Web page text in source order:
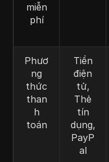
miễn
phí
Phươ
ng
thức
than
h
toán
Tiền
điện
tử,
Thẻ
tín
dụng,
PayP
al